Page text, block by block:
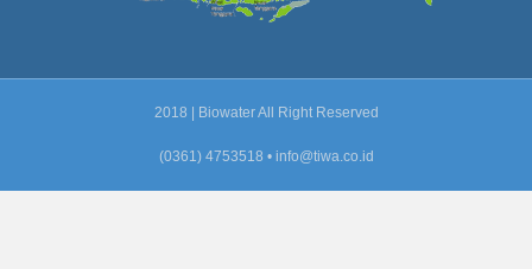
2018 | Biowater All Right Reserved
(0361) 4753518 • info@tiwa.co.id